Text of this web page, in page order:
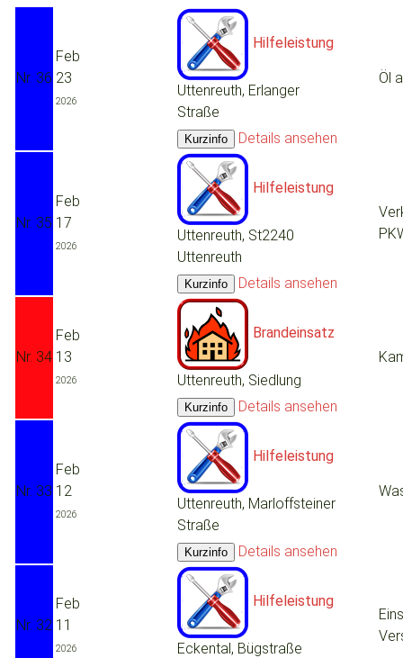
Nr. 36
Feb
23
2026
Hilfeleistung
Uttenreuth, Erlanger
Straße
Details ansehen
Öl
Nr. 35
Feb
17
2026
Hilfeleistung
Uttenreuth, St2240
Uttenreuth
Details ansehen
Nr. 34
Feb
13
2026
Brandeinsatz
Uttenreuth, Siedlung
Details ansehen
Nr. 33
Feb
12
2026
Hilfeleistung
Uttenreuth, Marloffsteiner
Straße
Details ansehen
Nr. 32
Feb
11
2026
Hilfeleistung
Eckental, Bügstraße